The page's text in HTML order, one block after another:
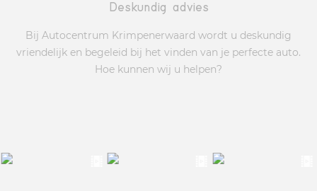
Deskundig advies
Bij Autocentrum Krimpenerwaard wordt u deskundig
vriendelijk en begeleid bij het vinden van je perfecte auto.
Hoe kunnen wij u helpen?